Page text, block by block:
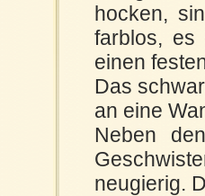
hocken,
farblos, es
einen
Das
an eine
Neben
neugierig.